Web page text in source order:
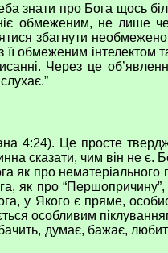
знати про Бога щось
обмеженим, не лише
збагнути
обмеженим інтелектом
Через це
4:24). Це просте
сказати, чим він не є.
про нематеріального
як про
у Якого є пряме,
особливим
думає, бажає,